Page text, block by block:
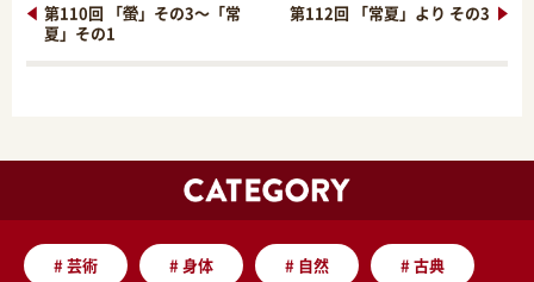
第110回 「螢」その3～「常
夏」その1
第112回 「常夏」より その3
#芸術 #身体 # 自然 #古典